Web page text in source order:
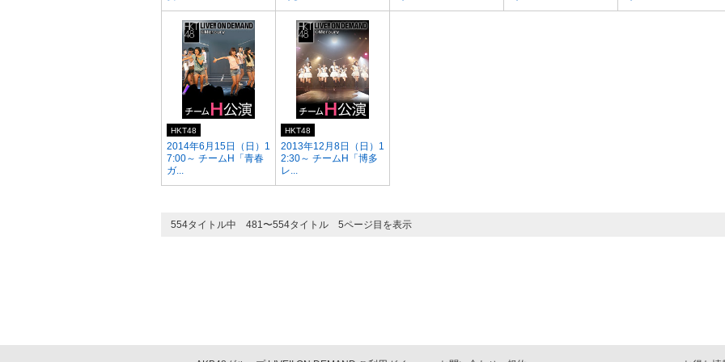
2014年6月15日（日）1
7:00～ チームH「青春
ガ...
HKT48
2013年12月8日（日）1
2:30～ チームH「博多
レ...
HKT48
554タイトル中 481〜554タイトル 5ページ目を表示